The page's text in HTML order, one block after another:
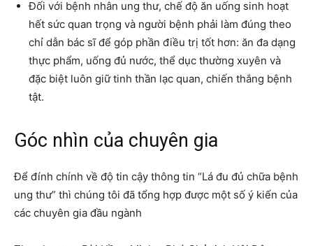
Đối với bệnh nhân ung thư, chế độ ăn uống sinh hoạt
hết sức quan trọng và người bệnh phải làm đúng theo
chỉ dẫn bác sĩ để góp phần điều trị tốt hơn: ăn đa dạng
thực phẩm, uống đủ nước, thể dục thường xuyên và
đặc biệt luôn giữ tinh thần lạc quan, chiến thắng bệnh
tật.
Góc nhìn của chuyên gia
Để đính chính về độ tin cậy thông tin “Lá đu đủ chữa bệnh
ung thư” thì chúng tôi đã tổng hợp được một số ý kiến của
các chuyên gia đầu ngành